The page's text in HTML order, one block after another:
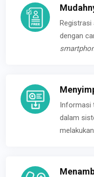
Registrasi
dengan
Informasi
dalam